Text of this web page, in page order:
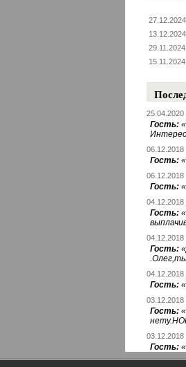
27.12.2024
13.12.2024
29.11.2024
15.11.2024
25.04.2020
Гость: «
06.12.2018
Гость: «
06.12.2018
Гость: «
04.12.2018
Гость: «
04.12.2018
Гость: «
.Олег,ты
04.12.2018
Гость: «
03.12.2018
Гость: «
03.12.2018
Гость: «